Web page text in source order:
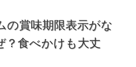
の賞味期限表示がな
？食べかけも大丈